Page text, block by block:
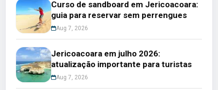
Curso de sandboard em Jericoacoara:
guia para reservar sem perrengues
Aug 7, 2026
Jericoacoara em julho 2026:
atualização importante para turistas
Aug 7, 2026